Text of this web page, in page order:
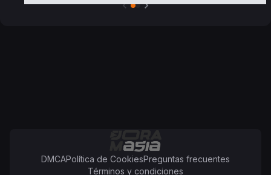
DMCAPolítica de CookiesPreguntas frecuentes
Términos y condiciones